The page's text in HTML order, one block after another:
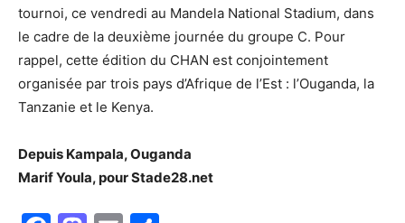
tournoi, ce vendredi au Mandela National Stadium, dans
le cadre de la deuxième journée du groupe C. Pour
rappel, cette édition du CHAN est conjointement
organisée par trois pays d’Afrique de l’Est : l’Ouganda, la
Tanzanie et le Kenya.
Depuis Kampala, Ouganda
Marif Youla, pour Stade28.net